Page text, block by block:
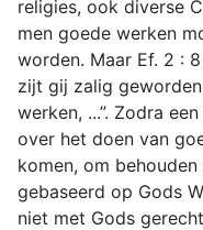
religies, ook diverse
men goede werken
worden. Maar Ef. 2 :
zijt gij zalig
werken, ...”. Zodra
over het doen van
komen, om
gebaseerd op Gods
niet met Gods